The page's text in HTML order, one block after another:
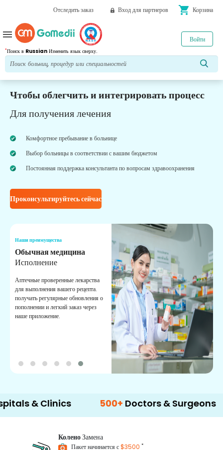
Отследить заказ Вход для партнеров shopping_cart Корзина
*Поиск в Russian Изменить язык сверху.
Войти
menu
Чтобы облегчить и интегрировать процесс
Для получения лечения
Комфортное пребывание в больнице
Выбор больницы в соответствии с вашим бюджетом
Постоянная поддержка консультанта по вопросам здравоохранения
Проконсультируйтесь сейчас
Наши преимущества
Обычная медицина
Исполнение
Аптечные проверенные лекарства
для выполнения вашего рецепта.
получать регулярные обновления о
пополнении и легкий заказ через
наше приложение.
Clinics 500+ Doctors & Surgeons 14+
КоленоЗамена
Пакет начинается с$3500 *